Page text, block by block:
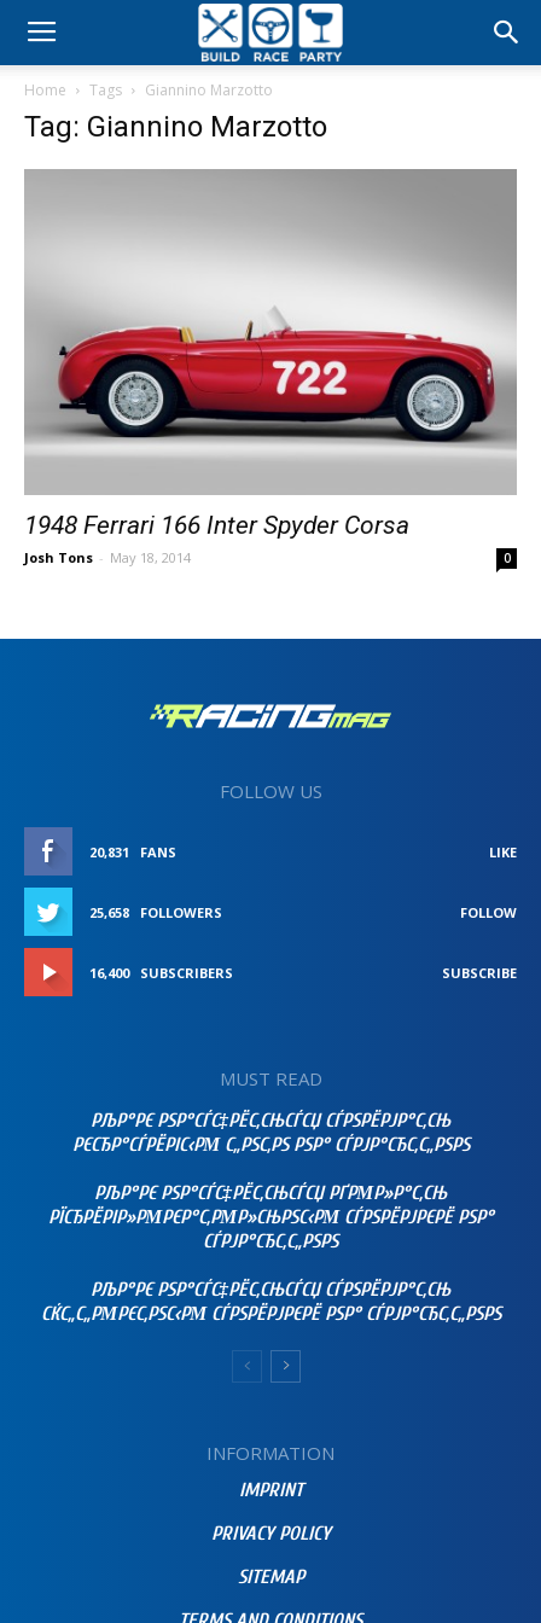
Build
Home Tags Giannino Marzotto
Tag: Giannino Marzotto
1948 Ferrari 166 Inter Spyder Corsa
Josh Tons - May 18, 2014 0
FOLLOW US
20,831 FANS LIKE
25,658 FOLLOWERS FOLLOW
16,400 SUBSCRIBERS SUBSCRIBE
MUST READ
РЉР°РЄ РЅР°СЃС‡РЁС‚СЊСЃСЏ СЃРЅРЁРЈР°С‚СЊ
РЄСЂР°СЃРЁРІС‹РΜ С„РЅС‚РЅ РЅР° СЃРЈР°СЂС‚С„РЅРЅ
РЉР°РЄ РЅР°СЃС‡РЁС‚СЊСЃСЏ РҐРΜР»Р°С‚СЊ
РЇСЂРЁРІР»РΜРЄР°С‚РΜР»СЊРЅС‹РΜ СЃРЅРЁРЈРЄРЁ РЅР°
СЃРЈР°СЂС‚С„РЅРЅ
РЉР°РЄ РЅР°СЃС‡РЁС‚СЊСЃСЏ СЃРЅРЁРЈР°С‚СЊ
СЌС„С„РΜРЄС‚РЅС‹РΜ СЃРЅРЁРЈРЄРЁ РЅР° СЃРЈР°СЂС‚С„РЅРЅ
INFORMATION
IMPRINT
PRIVACY POLICY
SITEMAP